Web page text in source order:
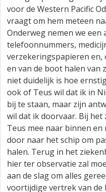
voor de Western Pacific
vraagt om hem meteen
Onderweg nemen we een
telefoonnummers,
verzekeringspapieren
en van de boot halen van
niet duidelijk is hoe
ook of Teus wil dat ik in
bij te staan, maar zijn
wil dat ik doorvaar. Bij
Teus mee naar binnen
door naar het schip om
halen. Terug in het
hier ter observatie zal
aan de slag om alles
voortijdige vertrek van de